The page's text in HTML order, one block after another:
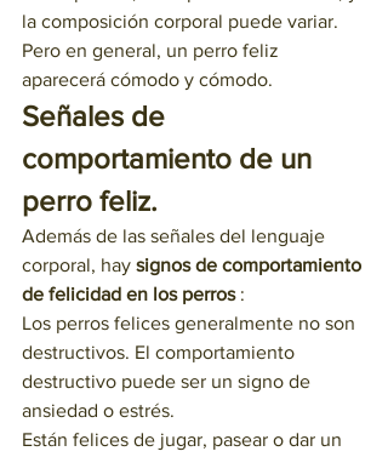
la composición corporal puede variar.
Pero en general, un perro feliz
aparecerá cómodo y cómodo.
Señales de
comportamiento de un
perro feliz.
Además de las señales del lenguaje
corporal, hay signos de comportamiento
de felicidad en los perros :
Los perros felices generalmente no son
destructivos. El comportamiento
destructivo puede ser un signo de
ansiedad o estrés.
Están felices de jugar, pasear o dar un